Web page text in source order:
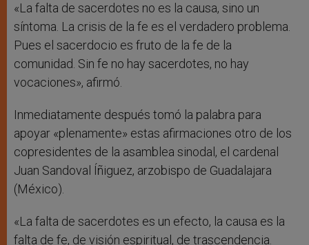
«La falta de sacerdotes no es la causa, sino un
síntoma. La crisis de la fe es el verdadero problema.
Pues el sacerdocio es fruto de la fe de la
comunidad. Sin fe no hay sacerdotes, no hay
vocaciones», afirmó.
Inmediatamente después tomó la palabra para
apoyar «plenamente» estas afirmaciones otro de los
copresidentes de la asamblea sinodal, el cardenal
Juan Sandoval Íñiguez, arzobispo de Guadalajara
(México).
«La falta de sacerdotes es un efecto, la causa es la
falta de fe, de visión espiritual, de trascendencia.